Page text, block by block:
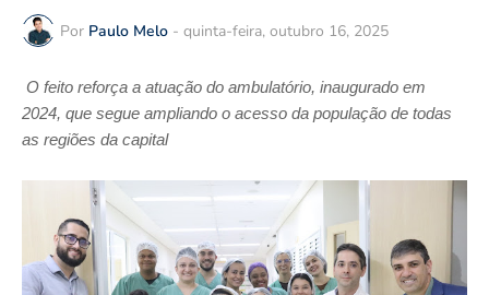
Por Paulo Melo - quinta-feira, outubro 16, 2025
O feito reforça a atuação do ambulatório, inaugurado em
2024, que segue ampliando o acesso da população de todas
as regiões da capital